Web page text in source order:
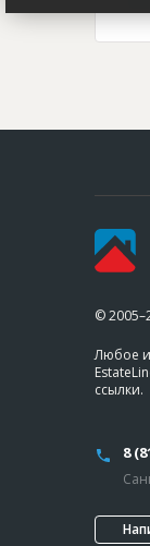
©
Любое
ссылки.
8